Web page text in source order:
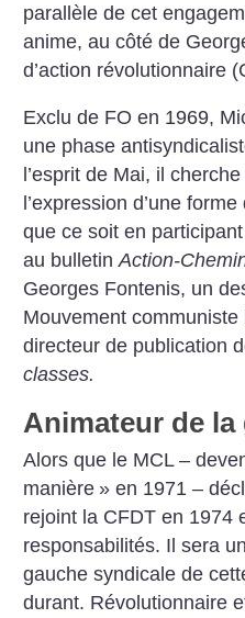
parallèle de cet
anime, au côté de
d’action révolutionnaire
Exclu de FO en 1969,
une phase
l’esprit de Mai, il
l’expression d’une
que ce soit en
au bulletinAction-
Georges Fontenis, un
Mouvement
directeur de publication
classes.
Animateur de la
Alors que le MCL –
manière » en 1971 –
rejoint la CFDT en 1974
responsabilités. Il sera
gauche syndicale de
durant. Révolutionnaire